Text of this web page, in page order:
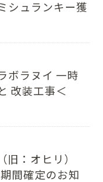
シュランキー獲
ボラヌイ 一時
改装工事＜
旧：オヒリ）
間確定のお知